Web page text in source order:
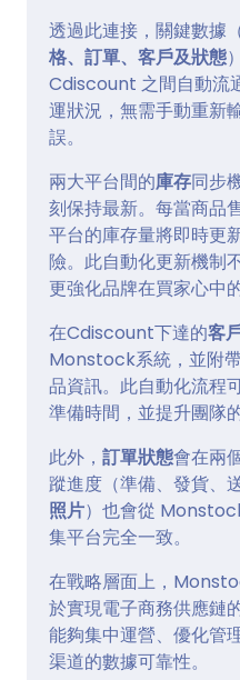
透過此連接，關鍵數據
格、訂單、客戶及狀態
Cdiscount 之間自動流
運狀況，無需手動重新
誤。
兩大平台間的庫存同步
刻保持最新。每當商品
平台的庫存量將即時更
險。此自動化更新機制
更強化品牌在買家心中
在Cdiscount下達的客
Monstock系統，並附
品資訊。此自動化流程
準備時間，並提升團隊
此外， 訂單狀態會在兩
蹤進度（準備、發貨、
照片）也會從
集平台完全一致。
在戰略層面上，
於實現電子商務供應鏈
能夠集中運營、優化管
渠道的數據可靠性。